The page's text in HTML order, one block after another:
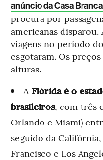
anúncio da Casa
procura por
americanas disparou.
viagens no período
esgotaram. Os
alturas.
AFlórida é o
brasileiros, com três
Orlando e Miami)
seguido da
Francisco e Los